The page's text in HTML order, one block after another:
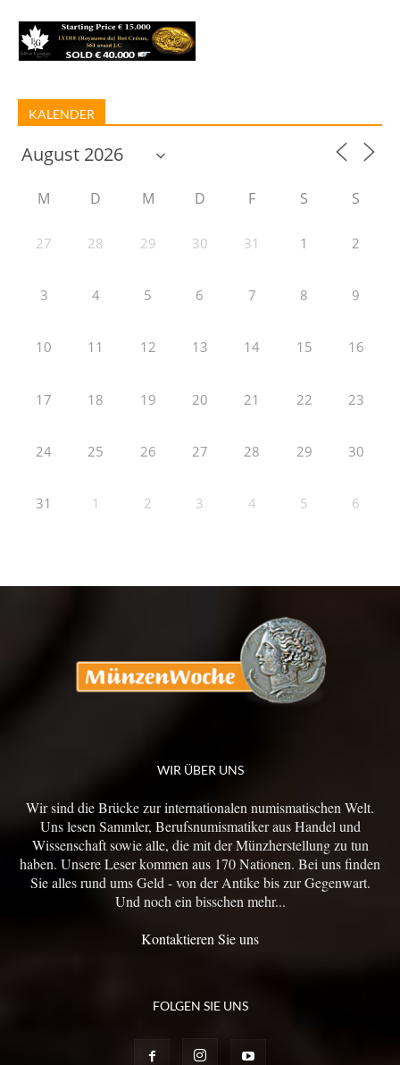
KALENDER
M D M D F S S
27 28 29 30 31 1 2
3 4 5 6 7 8 9
10 11 12 13 14 15 16
17 18 19 20 21 22 23
24 25 26 27 28 29 30
31 1 2 3 4 5 6
WIR ÜBER UNS
Wir sind die Brücke zur internationalen numismatischen Welt.
Uns lesen Sammler, Berufsnumismatiker aus Handel und
Wissenschaft sowie alle, die mit der Münzherstellung zu tun
haben. Unsere Leser kommen aus 170 Nationen. Bei uns finden
Sie alles rund ums Geld - von der Antike bis zur Gegenwart.
Und noch ein bisschen mehr...
Kontaktieren Sie uns
FOLGEN SIE UNS